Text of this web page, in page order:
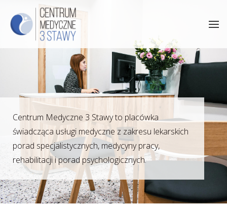
Centrum Medyczne 3 Stawy to placówka
świadcząca usługi medyczne z zakresu lekarskich
porad specjalistycznych, medycyny pracy,
rehabilitacji i porad psychologicznych.